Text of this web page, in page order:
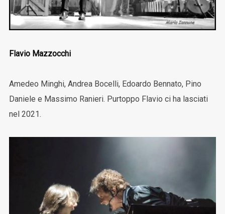
Flavio Mazzocchi
Amedeo Minghi, Andrea Bocelli, Edoardo Bennato, Pino
Daniele e Massimo Ranieri. Purtoppo Flavio ci ha lasciati
nel 2021.